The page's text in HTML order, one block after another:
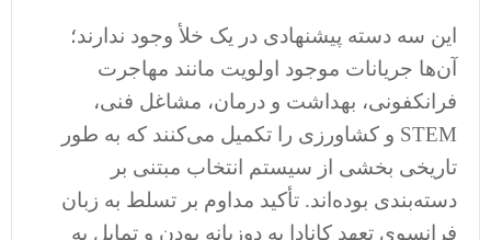
این سه دسته پیشنهادی در یک خلأ وجود ندارند؛
آن‌ها جریانات موجود اولویت مانند مهاجرت
فرانکفونی، بهداشت و درمان، مشاغل فنی،
STEM و کشاورزی را تکمیل می‌کنند که به طور
تاریخی بخشی از سیستم انتخاب مبتنی بر
دسته‌بندی بوده‌اند. تأکید مداوم بر تسلط به زبان
فرانسوی تعهد کانادا به دوزبانه بودن و تمایل به